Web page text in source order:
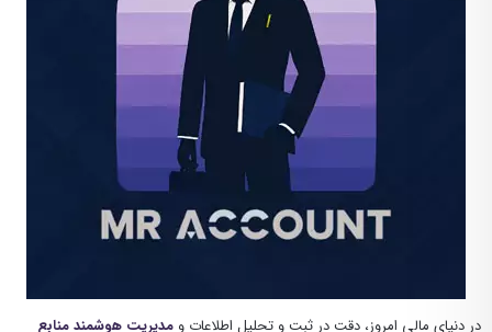
در دنیای مالی امروز، دقت در ثبت و تحلیل اطلاعات و مدیریت هوشمند منابع